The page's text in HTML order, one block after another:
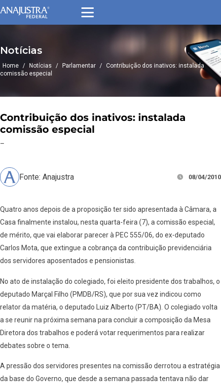
Notícias
Home / Notícias / Parlamentar / Contribuição dos inativos: instalada
comissão especial
Contribuição dos inativos: instalada
comissão especial
–
Fonte: Anajustra 08/04/2010
Quatro anos depois de a proposição ter sido apresentada à Câmara, a
Casa finalmente instalou, nesta quarta-feira (7), a comissão especial,
de mérito, que vai elaborar parecer à PEC 555/06, do ex-deputado
Carlos Mota, que extingue a cobrança da contribuição previdenciária
dos servidores aposentados e pensionistas.
No ato de instalação do colegiado, foi eleito presidente dos trabalhos, o
deputado Marçal Filho (PMDB/RS), que por sua vez indicou como
relator da matéria, o deputado Luiz Alberto (PT/BA). O colegiado volta
a se reunir na próxima semana para concluir a composição da Mesa
Diretora dos trabalhos e poderá votar requerimentos para realizar
debates sobre o tema.
A pressão dos servidores presentes na comissão derrotou a estratégia
da base do Governo, que desde a semana passada tentava não dar